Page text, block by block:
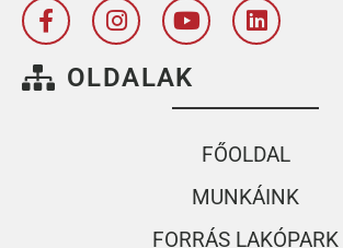
OLDALAK
FŐOLDAL
MUNKÁINK
FORRÁS LAKÓPARK